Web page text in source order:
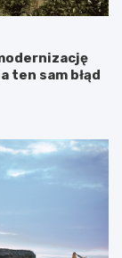
ten sam błąd